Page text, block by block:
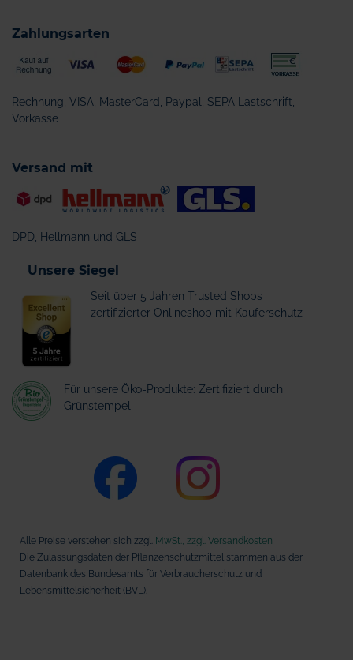
Zahlungsarten
Rechnung, VISA, MasterCard, Paypal, SEPA Lastschrift,
Vorkasse
Versand mit
DPD, Hellmann und GLS
Unsere Siegel
Seit über 5 Jahren Trusted Shops
zertifizierter Onlineshop mit Käuferschutz
Für unsere Öko-Produkte: Zertifiziert durch
Grünstempel
Alle Preise verstehen sich zzgl. MwSt., zzgl. Versandkosten
Die Zulassungsdaten der Pflanzenschutzmittel stammen aus der
Datenbank des Bundesamts für Verbraucherschutz und
Lebensmittelsicherheit (BVL).